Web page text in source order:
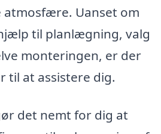
atmosfære. Uanset om
til planlægning, valg
monteringen, er der
til at assistere dig.
det nemt for dig at